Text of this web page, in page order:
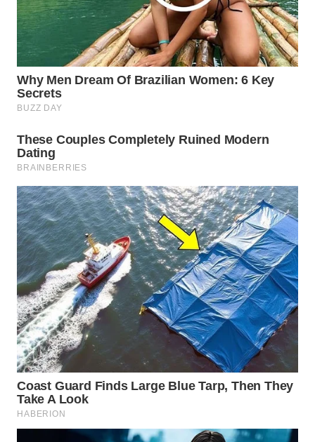
INFRASTRUKTUR
WAHANA
KONSUMEN
WAHANA
LISTRIK
WAHANA
TRAVEL
WAHANA
TV
WAHANANEWS
ID
WAHANANEWS
CO ID
WAHANANEWS
NET
WAHANA